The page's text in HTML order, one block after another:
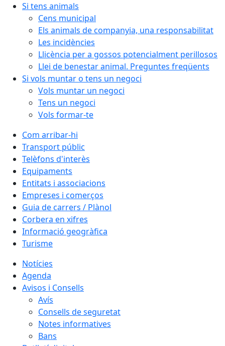
Si tens animals
Cens municipal
Els animals de companyia, una responsabilitat
Les incidències
Llicència per a gossos potencialment perillosos
Llei de benestar animal. Preguntes freqüents
Si vols muntar o tens un negoci
Vols muntar un negoci
Tens un negoci
Vols formar-te
Com arribar-hi
Transport públic
Telèfons d'interès
Equipaments
Entitats i associacions
Empreses i comerços
Guia de carrers / Plànol
Corbera en xifres
Informació geogràfica
Turisme
Notícies
Agenda
Avisos i Consells
Avís
Consells de seguretat
Notes informatives
Bans